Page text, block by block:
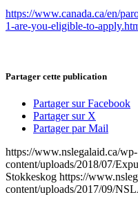
https://www.canada.ca/en/
1-are-you-eligible-to-
Partager cette publication
Partager sur Facebook
Partager sur X
Partager par Mail
https://www.nslegalaid.ca/wp-
content/uploads/2018/07/
Stokkeskog https://
content/uploads/2017/09/